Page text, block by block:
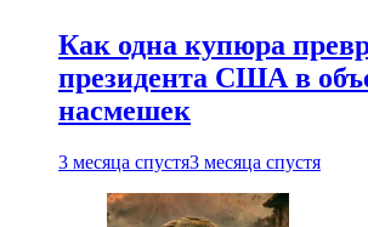
Как одна купюра
президента США в
насмешек
3 месяца спустя3 месяца спустя